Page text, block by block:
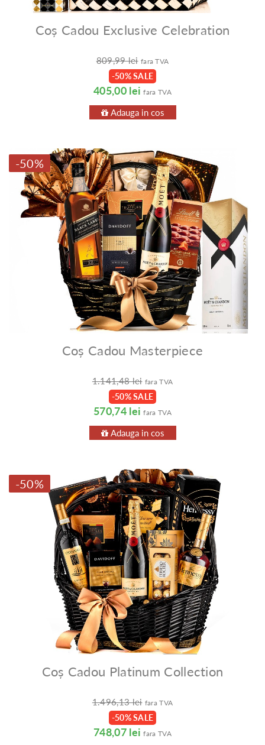
Coș Cadou Exclusive Celebration
809,99 lei fara TVA
-50% SALE
405,00 lei fara TVA
Adauga in cos
-50%
Coș Cadou Masterpiece
1.141,48 lei fara TVA
-50% SALE
570,74 lei fara TVA
Adauga in cos
-50%
Coș Cadou Platinum Collection
1.496,13 lei fara TVA
-50% SALE
748,07 lei fara TVA